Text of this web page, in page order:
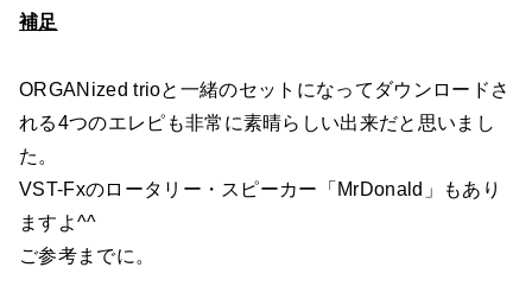
補足
ORGANized trioと一緒のセットになってダウンロードさ
れる4つのエレピも非常に素晴らしい出来だと思いまし
た。
VST-Fxのロータリー・スピーカー「MrDonald」もあり
ますよ^^
ご参考までに。